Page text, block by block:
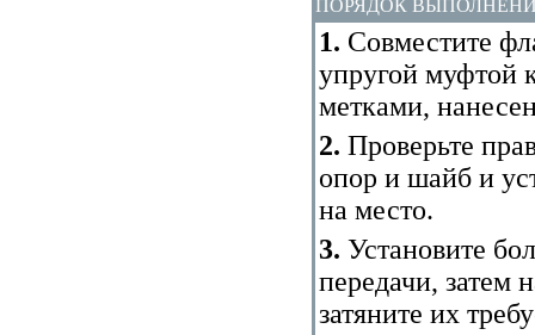
ПОРЯДОК
1. Совместите
упругой муфтой
метками,
2. Проверьте
опор и шайб и
на место.
3. Установите
передачи, затем
затяните их